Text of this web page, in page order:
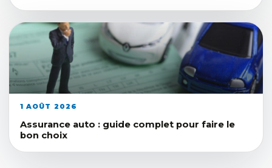
1 AOÛT 2026
Assurance auto : guide complet pour faire le
bon choix